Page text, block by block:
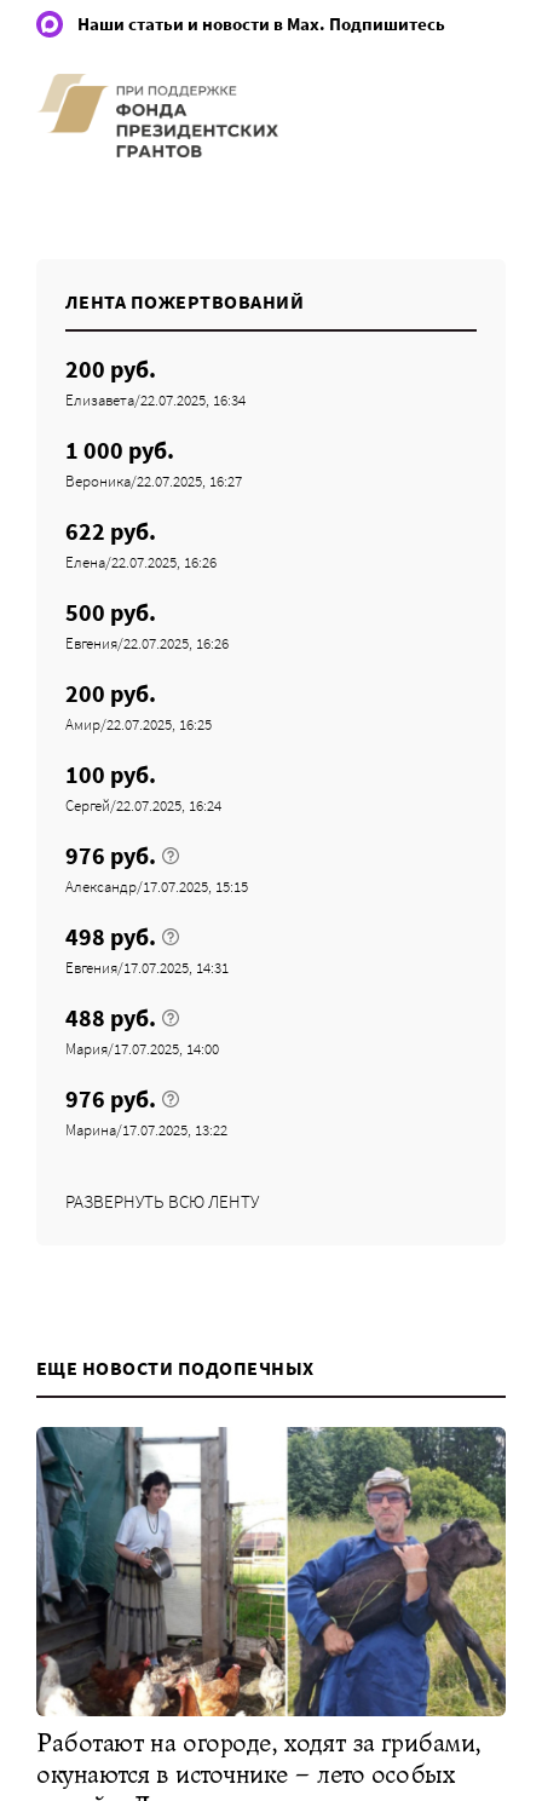
Наши статьи и новости в Max. Подпишитесь
ЛЕНТА ПОЖЕРТВОВАНИЙ
200 руб.
Елизавета/22.07.2025, 16:34
1 000 руб.
Вероника/22.07.2025, 16:27
622 руб.
Елена/22.07.2025, 16:26
500 руб.
Евгения/22.07.2025, 16:26
200 руб.
Амир/22.07.2025, 16:25
100 руб.
Сергей/22.07.2025, 16:24
976 руб.
Александр/17.07.2025, 15:15
498 руб.
Евгения/17.07.2025, 14:31
488 руб.
Мария/17.07.2025, 14:00
976 руб.
Марина/17.07.2025, 13:22
РАЗВЕРНУТЬ ВСЮ ЛЕНТУ
ЕЩЕ НОВОСТИ ПОДОПЕЧНЫХ
Работают на огороде, ходят за грибами,
окунаются в источнике – лето особых